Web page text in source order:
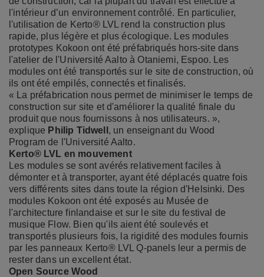
l'intérieur d’un environnement contrôlé. En particulier,
l'utilisation de Kerto® LVL rend la construction plus
rapide, plus légère et plus écologique. Les modules
prototypes Kokoon ont été préfabriqués hors-site dans
l'atelier de l'Université Aalto à Otaniemi, Espoo. Les
modules ont été transportés sur le site de construction, où
ils ont été empilés, connectés et finalisés.
« La préfabrication nous permet de minimiser le temps de
construction sur site et d'améliorer la qualité finale du
produit que nous fournissons à nos utilisateurs. »,
explique Philip Tidwell , un enseignant du Wood
Program de l'Université Aalto.
Kerto® LVL en mouvement
Les modules se sont avérés relativement faciles à
démonter et à transporter, ayant été déplacés quatre fois
vers différents sites dans toute la région d'Helsinki. Des
modules Kokoon ont été exposés au Musée de
l'architecture finlandaise et sur le site du festival de
musique Flow. Bien qu'ils aient été soulevés et
transportés plusieurs fois, la rigidité des modules fournis
par les panneaux Kerto® LVL Q-panels leur a permis de
rester dans un excellent état.
Open Source Wood